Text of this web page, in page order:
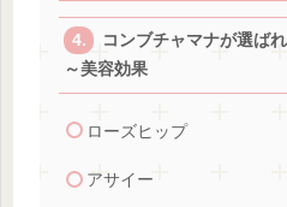
コンブチャマナが選ば
～美容効果
ローズヒップ
アサイー